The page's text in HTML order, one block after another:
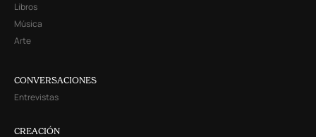
Libros
Música
Arte
CONVERSACIONES
Entrevistas
CREACIÓN